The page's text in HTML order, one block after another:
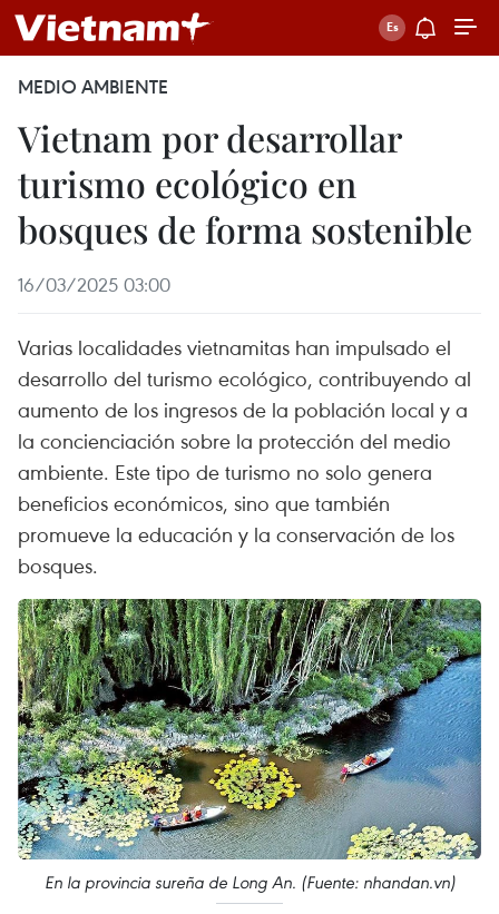
MEDIO AMBIENTE
Vietnam por desarrollar
turismo ecológico en
bosques de forma sostenible
16/03/2025 03:00
Varias localidades vietnamitas han impulsado el
desarrollo del turismo ecológico, contribuyendo al
aumento de los ingresos de la población local y a
la concienciación sobre la protección del medio
ambiente. Este tipo de turismo no solo genera
beneficios económicos, sino que también
promueve la educación y la conservación de los
bosques.
En la provincia sureña de Long An. (Fuente: nhandan.vn)